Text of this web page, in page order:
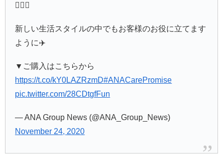
💁🏻‍♀️
新しい生活スタイルの中でもお客様のお役に立てます
ように✈️
▼ご購入はこちらから
https://t.co/kY0LAZRzmD#ANACarePromise
pic.twitter.com/28CDtgfFun
— ANA Group News (@ANA_Group_News)
November 24, 2020